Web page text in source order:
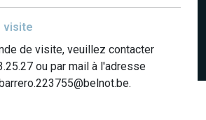
visite
de visite, veuillez contacter
ou par mail à l'adresse